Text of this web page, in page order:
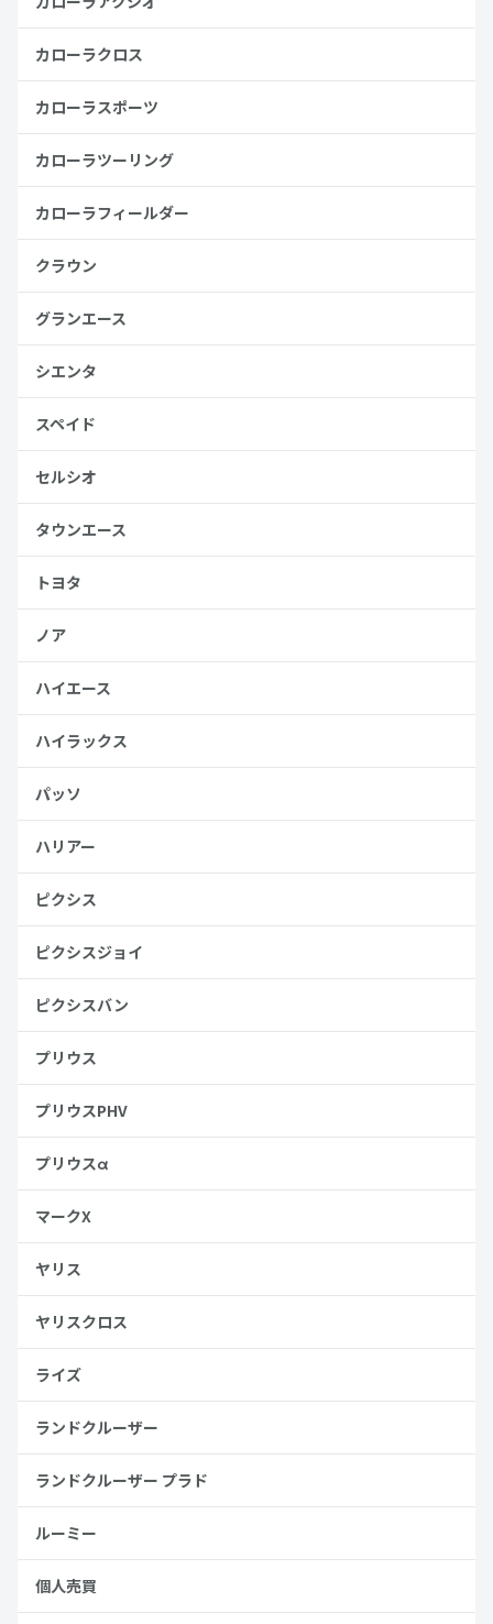
カローラクロス
カローラスポーツ
カローラツーリング
カローラフィールダー
クラウン
グランエース
シエンタ
スペイド
セルシオ
タウンエース
トヨタ
ノア
ハイエース
ハイラックス
パッソ
ハリアー
ピクシス
ピクシスジョイ
ピクシスバン
プリウス
プリウスPHV
プリウスα
マークX
ヤリス
ヤリスクロス
ライズ
ランドクルーザー
ランドクルーザー プラド
ルーミー
個人売買